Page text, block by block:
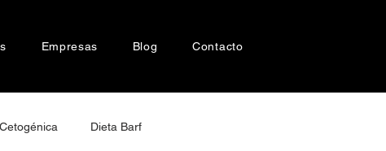
Empresas Blog Contacto
Dieta Barf